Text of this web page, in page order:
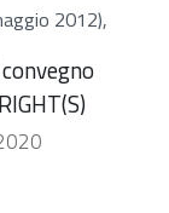
2012),